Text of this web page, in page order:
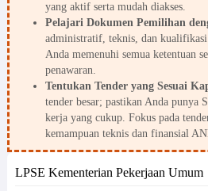
yang aktif serta mudah diakses.
Pelajari Dokumen Pemilihan
administratif, teknis, dan kualifikasi
Anda memenuhi semua ketentuan
penawaran.
Tentukan Tender yang Sesuai
tender besar; pastikan Anda punya
kerja yang cukup. Fokus pada
kemampuan teknis dan finansial
LPSE Kementerian Pekerjaan Umum